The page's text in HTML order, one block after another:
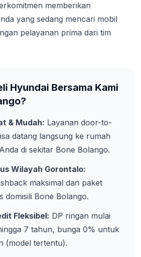
memberikan
yang sedang mencari mobil
pelayanan prima dari tim
Hyundai Bersama Kami
?
& Mudah: Layanan door-to-
datang langsung ke rumah
di sekitar Bone Bolango.
Wilayah Gorontalo:
maksimal dan paket
domisili Bone Bolango.
Fleksibel: DP ringan mulai
7 tahun, bunga 0% untuk
(model tertentu).